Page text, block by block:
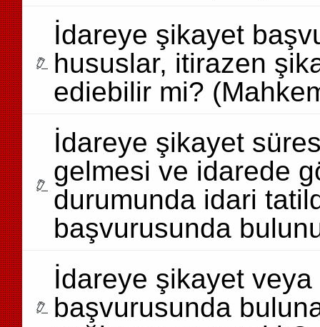
İdareye şikayet
hususlar, itirazen
ediebilir mi?
İdareye şikayet
gelmesi ve idarede
durumunda idari
başvurusunda
İdareye şikayet
başvurusunda